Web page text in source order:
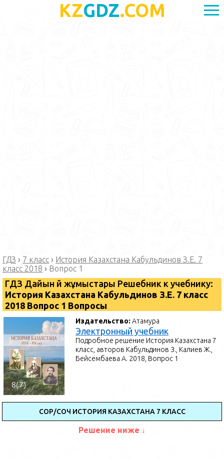
KZGDZ.COM
ГДЗ › 7 класс › История Казахстана Кабульдинов З.Е. 7
класс 2018 › Вопрос 1
ГДЗ Дайын үй жұмыстары Решебник к учебнику:
История Казахстана Кабульдинов З.Е. 7 класс
2018 Вопрос 1 Вопросы
Издательство:Атамура
Электронный учебник
Подробное решение История Казахстана 7
класс, авторов Кабульдинов З., Калиев Ж.,
Бейсембаева А. 2018, Вопрос 1
СОР/СОЧ ИСТОРИЯ КАЗАХСТАНА 7 КЛАСС
Решение ниже ↓